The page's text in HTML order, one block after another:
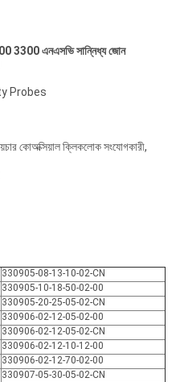
3300 এনএসভি সান্নিধ্য জোন
Probes
কোঅক্সিয়াল ক্লিকলোক সংযোগকারী,
330905-08-13-10-02-CN
330905-10-18-50-02-00
330905-20-25-05-02-CN
330906-02-12-05-02-00
330906-02-12-05-02-CN
330906-02-12-10-12-00
330906-02-12-70-02-00
330907-05-30-05-02-CN